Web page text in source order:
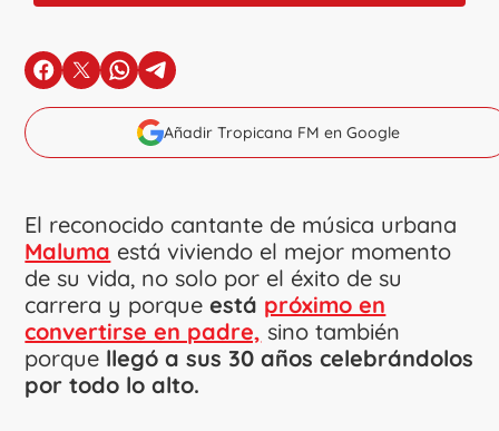
en Facebook
en Xen Whatsapp
en Telegram
Añadir Tropicana FM en Google
El reconocido cantante de música urbana
Maluma está viviendo el mejor momento
de su vida, no solo por el éxito de su
carrera y porqueestá próximo en
convertirse en padre, sino también
porque llegó a sus 30 años celebrándolos
por todo lo alto.